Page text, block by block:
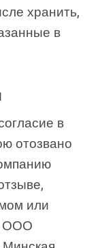
хранить,
в
в
отозвано
или
ООО